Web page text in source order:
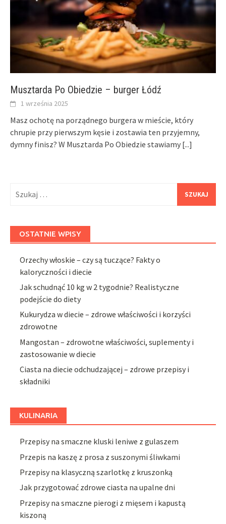
Musztarda Po Obiedzie – burger Łódź
1 września 2025
Masz ochotę na porządnego burgera w mieście, który
chrupie przy pierwszym kęsie i zostawia ten przyjemny,
dymny finisz? W Musztarda Po Obiedzie stawiamy [...]
OSTATNIE WPISY
Orzechy włoskie – czy są tuczące? Fakty o
kaloryczności i diecie
Jak schudnąć 10 kg w 2 tygodnie? Realistyczne
podejście do diety
Kukurydza w diecie – zdrowe właściwości i korzyści
zdrowotne
Mangostan – zdrowotne właściwości, suplementy i
zastosowanie w diecie
Ciasta na diecie odchudzającej – zdrowe przepisy i
składniki
KULINARIA
Przepisy na smaczne kluski leniwe z gulaszem
Przepis na kaszę z prosa z suszonymi śliwkami
Przepisy na klasyczną szarlotkę z kruszonką
Jak przygotować zdrowe ciasta na upalne dni
Przepisy na smaczne pierogi z mięsem i kapustą
kiszoną